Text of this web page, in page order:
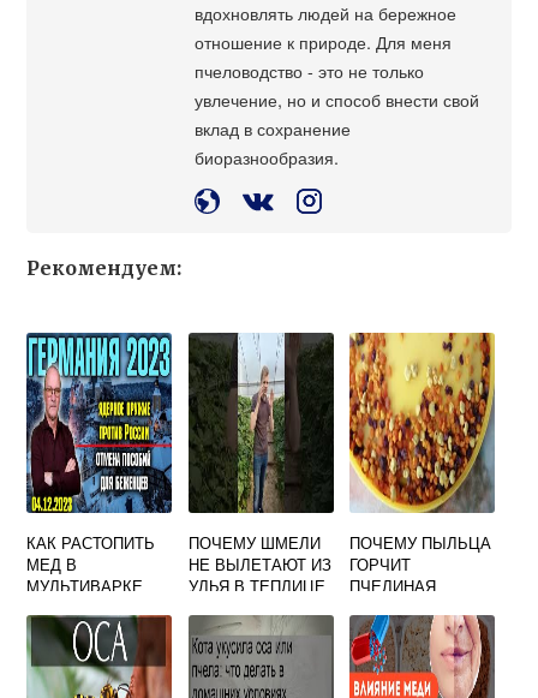
вдохновлять людей на бережное
отношение к природе. Для меня
пчеловодство - это не только
увлечение, но и способ внести свой
вклад в сохранение
биоразнообразия.
Рекомендуем:
КАК РАСТОПИТЬ
МЕД В
МУЛЬТИВАРКЕ
ПОЧЕМУ ШМЕЛИ
НЕ ВЫЛЕТАЮТ ИЗ
УЛЬЯ В ТЕПЛИЦЕ
ПОЧЕМУ ПЫЛЬЦА
ГОРЧИТ
ПЧЕЛИНАЯ